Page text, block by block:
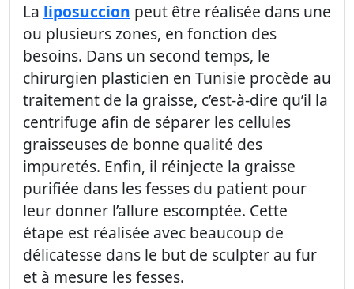
La liposuccion peut être réalisée dans une
ou plusieurs zones, en fonction des
besoins. Dans un second temps, le
chirurgien plasticien en Tunisie procède au
traitement de la graisse, c’est-à-dire qu’il la
centrifuge afin de séparer les cellules
graisseuses de bonne qualité des
impuretés. Enfin, il réinjecte la graisse
purifiée dans les fesses du patient pour
leur donner l’allure escomptée. Cette
étape est réalisée avec beaucoup de
délicatesse dans le but de sculpter au fur
et à mesure les fesses.